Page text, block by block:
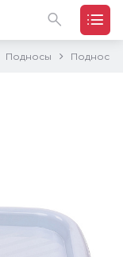
Подносы Поднос